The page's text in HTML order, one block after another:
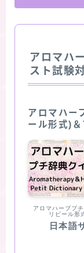
アロマハ
スト試験
アロマハー
ール形式)
アロマハーブプ
リビール形
日本語